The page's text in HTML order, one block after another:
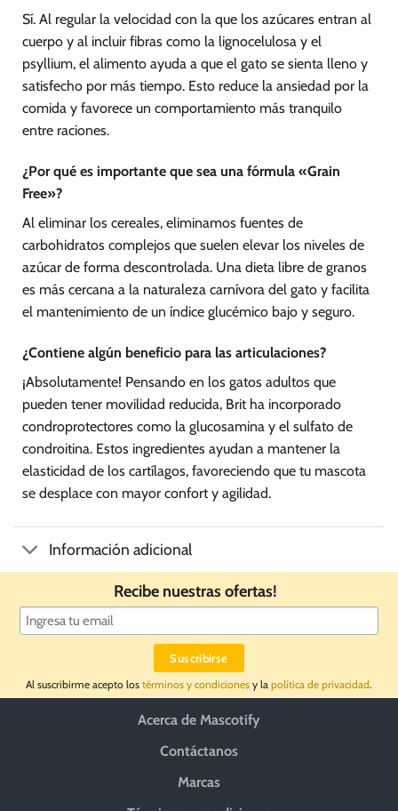
Sí. Al regular la velocidad con la que los azúcares entran al
cuerpo y al incluir fibras como la lignocelulosa y el
psyllium, el alimento ayuda a que el gato se sienta lleno y
satisfecho por más tiempo. Esto reduce la ansiedad por la
comida y favorece un comportamiento más tranquilo
entre raciones.
¿Por qué es importante que sea una fórmula «Grain
Free»?
Al eliminar los cereales, eliminamos fuentes de
carbohidratos complejos que suelen elevar los niveles de
azúcar de forma descontrolada. Una dieta libre de granos
es más cercana a la naturaleza carnívora del gato y facilita
el mantenimiento de un índice glucémico bajo y seguro.
¿Contiene algún beneficio para las articulaciones?
¡Absolutamente! Pensando en los gatos adultos que
pueden tener movilidad reducida, Brit ha incorporado
condroprotectores como la glucosamina y el sulfato de
condroitina. Estos ingredientes ayudan a mantener la
elasticidad de los cartílagos, favoreciendo que tu mascota
se desplace con mayor confort y agilidad.
Información adicional
Recibe nuestras ofertas!
Al suscribirme acepto los términos y condiciones y la política de privacidad.
Acerca de Mascotify
Contáctanos
Marcas